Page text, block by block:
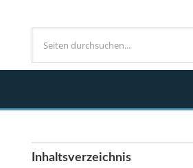
Inhaltsverzeichnis